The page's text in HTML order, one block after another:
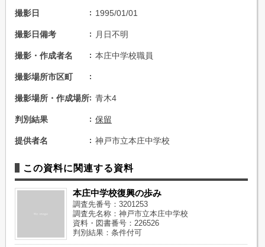
撮影日 1995/01/01
撮影日備考 月日不明
撮影・作成者名 本庄中学校職員
撮影場所市区町
撮影場所・作成場所 青木4
判別結果 保留
提供者名 神戸市立本庄中学校
この資料に関連する資料
本庄中学校復興の歩み
調査先番号：3201253
調査先名称：神戸市立本庄中学校
資料・図書番号：226526
判別結果：条件付可